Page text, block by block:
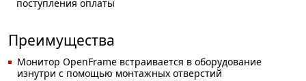
поступления оплаты
Преимущества
Монитор OpenFrame встраивается в оборудование
изнутри с помощью монтажных отверстий